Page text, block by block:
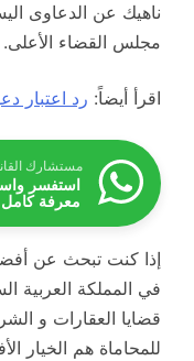
ناهيك عن الدعاوى
مجلس القضاء الأعلى.
اقرأ أيضاً: رد اعتبار
مستشارك
استفسر
معرفة كامل
إذا كنت تبحث عن
في المملكة العربية
قضايا العقارات و
للمحاماة هم الخيار